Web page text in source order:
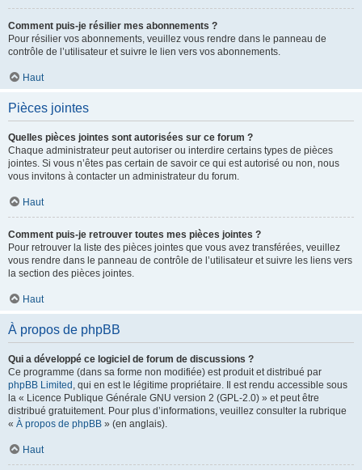
Comment puis-je résilier mes abonnements ?
Pour résilier vos abonnements, veuillez vous rendre dans le panneau de
contrôle de l’utilisateur et suivre le lien vers vos abonnements.
Haut
Pièces jointes
Quelles pièces jointes sont autorisées sur ce forum ?
Chaque administrateur peut autoriser ou interdire certains types de pièces
jointes. Si vous n’êtes pas certain de savoir ce qui est autorisé ou non, nous
vous invitons à contacter un administrateur du forum.
Haut
Comment puis-je retrouver toutes mes pièces jointes ?
Pour retrouver la liste des pièces jointes que vous avez transférées, veuillez
vous rendre dans le panneau de contrôle de l’utilisateur et suivre les liens vers
la section des pièces jointes.
Haut
À propos de phpBB
Qui a développé ce logiciel de forum de discussions ?
Ce programme (dans sa forme non modifiée) est produit et distribué par
phpBB Limited , qui en est le légitime propriétaire. Il est rendu accessible sous
la « Licence Publique Générale GNU version 2 (GPL-2.0) » et peut être
distribué gratuitement. Pour plus d’informations, veuillez consulter la rubrique
« À propos de phpBB » (en anglais).
Haut